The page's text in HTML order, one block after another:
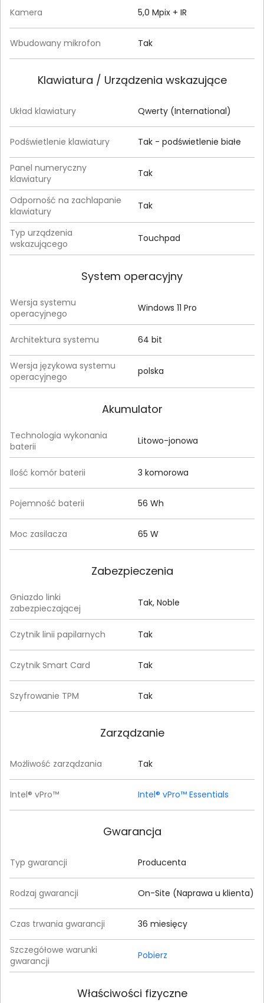
Kamera 5,0 Mpix + IR
Wbudowany mikrofon Tak
Klawiatura / Urządzenia wskazujące
Układ klawiatury Qwerty (International)
Podświetlenie klawiatury Tak - podświetlenie białe
Panel numeryczny
klawiatury
Tak
Odporność na zachlapanie
klawiatury
Tak
Typ urządzenia
wskazującego
Touchpad
System operacyjny
Wersja systemu
operacyjnego
Windows 11 Pro
Architektura systemu 64 bit
Wersja językowa systemu
operacyjnego
polska
Akumulator
Technologia wykonania
baterii
Litowo-jonowa
Ilość komór baterii 3 komorowa
Pojemność baterii 56 Wh
Moc zasilacza 65 W
Zabezpieczenia
Gniazdo linki
zabezpieczającej
Tak, Noble
Czytnik linii papilarnych Tak
Czytnik Smart Card Tak
Szyfrowanie TPM Tak
Zarządzanie
Możliwość zarządzania Tak
Intel® vPro™ Intel® vPro™ Essentials
Gwarancja
Typ gwarancji Producenta
Rodzaj gwarancji On-Site (Naprawa u klienta)
Czas trwania gwarancji 36 miesięcy
Szczegółowe warunki
gwarancji
Pobierz
Właściwości fizyczne